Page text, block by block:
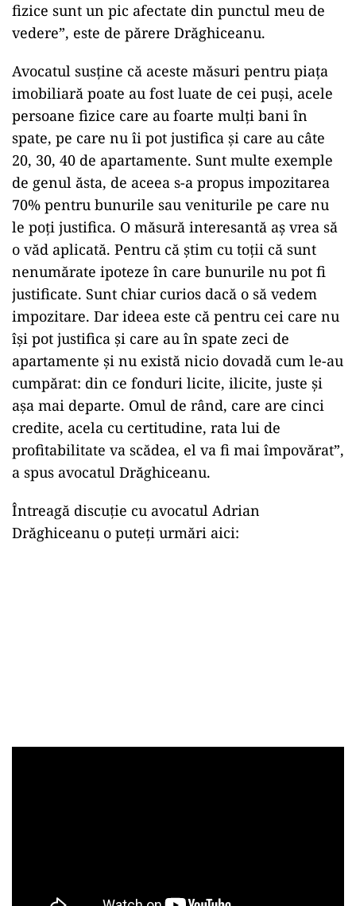
fizice sunt un pic afectate din punctul meu de
vedere”, este de părere Drăghiceanu.
Avocatul susține că aceste măsuri pentru piața
imobiliară poate au fost luate de cei puși, acele
persoane fizice care au foarte mulți bani în
spate, pe care nu îi pot justifica și care au câte
20, 30, 40 de apartamente. Sunt multe exemple
de genul ăsta, de aceea s-a propus impozitarea
70% pentru bunurile sau veniturile pe care nu
le poți justifica. O măsură interesantă aș vrea să
o văd aplicată. Pentru că știm cu toții că sunt
nenumărate ipoteze în care bunurile nu pot fi
justificate. Sunt chiar curios dacă o să vedem
impozitare. Dar ideea este că pentru cei care nu
își pot justifica și care au în spate zeci de
apartamente și nu există nicio dovadă cum le-au
cumpărat: din ce fonduri licite, ilicite, juste și
așa mai departe. Omul de rând, care are cinci
credite, acela cu certitudine, rata lui de
profitabilitate va scădea, el va fi mai împovărat”,
a spus avocatul Drăghiceanu.
Întreagă discuție cu avocatul Adrian
Drăghiceanu o puteți urmări aici: